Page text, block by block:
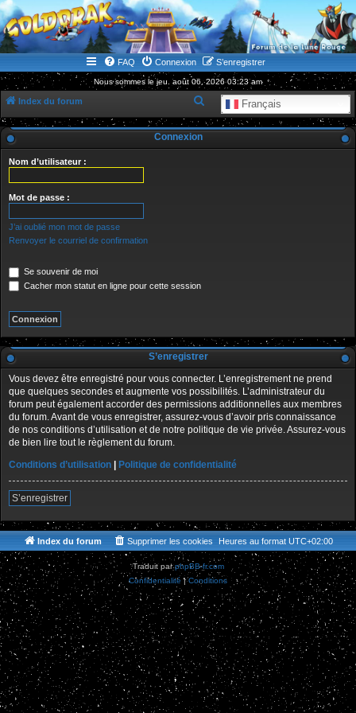
WWW.GOLDORAKGO.COM
le site de la Lune Rouge
FAQ Connexion S’enregistrer
Nous sommes le jeu. août 06, 2026 03:23 am
Index du forum Français
e
Connexion
Nom d’utilisateur :
Mot de passe :
J’ai oublié mon mot de passe
Renvoyer le courriel de confirmation
Se souvenir de moi
Cacher mon statut en ligne pour cette session
S’enregistrer
Vous devez être enregistré pour vous connecter. L’enregistrement ne prend
que quelques secondes et augmente vos possibilités. L’administrateur du
forum peut également accorder des permissions additionnelles aux membres
du forum. Avant de vous enregistrer, assurez-vous d’avoir pris connaissance
de nos conditions d’utilisation et de notre politique de vie privée. Assurez-vous
de bien lire tout le règlement du forum.
Conditions d’utilisation
Politique de confidentialité
S’enregistrer
Index du forum Heures au format UTC+02:00
Supprimer les cookies
Traduit parphpBB-fr.com
Confidentialité |Conditions